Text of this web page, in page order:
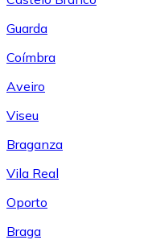
Guarda
Coímbra
Aveiro
Viseu
Braganza
Vila Real
Oporto
Braga